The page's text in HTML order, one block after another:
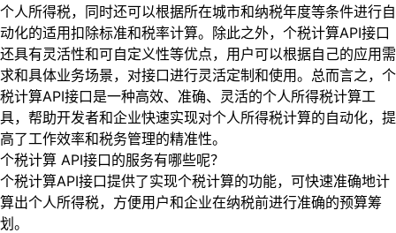
个人所得税，同时还可以根据所在城市和纳税年度等条件进行自
动化的适用扣除标准和税率计算。除此之外，个税计算API接口
还具有灵活性和可自定义性等优点，用户可以根据自己的应用需
求和具体业务场景，对接口进行灵活定制和使用。总而言之，个
税计算API接口是一种高效、准确、灵活的个人所得税计算工
具，帮助开发者和企业快速实现对个人所得税计算的自动化，提
高了工作效率和税务管理的精准性。
个税计算 API接口的服务有哪些呢？
个税计算API接口提供了实现个税计算的功能，可快速准确地计
算出个人所得税，方便用户和企业在纳税前进行准确的预算筹
划。